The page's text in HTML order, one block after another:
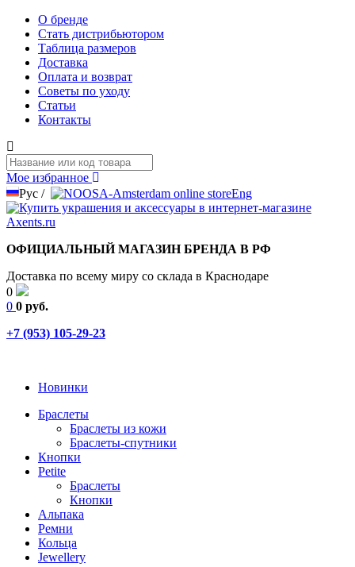
О бренде
Стать дистрибьютором
Таблица размеров
Доставка
Оплата и возврат
Советы по уходу
Статьи
Контакты
Мое избранное
Рус / Eng
ОФИЦИАЛЬНЫЙ МАГАЗИН БРЕНДА В РФ
Доставка по всему миру со склада в Краснодаре
0
0 0 руб.
+7 (953) 105-29-23
Новинки
Браслеты
Браслеты из кожи
Браслеты-спутники
Кнопки
Petite
Браслеты
Кнопки
Альпака
Ремни
Кольца
Jewellery